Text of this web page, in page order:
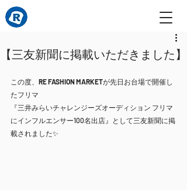
【三友新聞に掲載いただきました】
この度、 RE FASHION MARKETが先日お台場で開催し
たフリマ
『三井みらいチャレンジーズオーディション フリマ
にインフルエンサー100名出店』として三友新聞に掲
載されました✨